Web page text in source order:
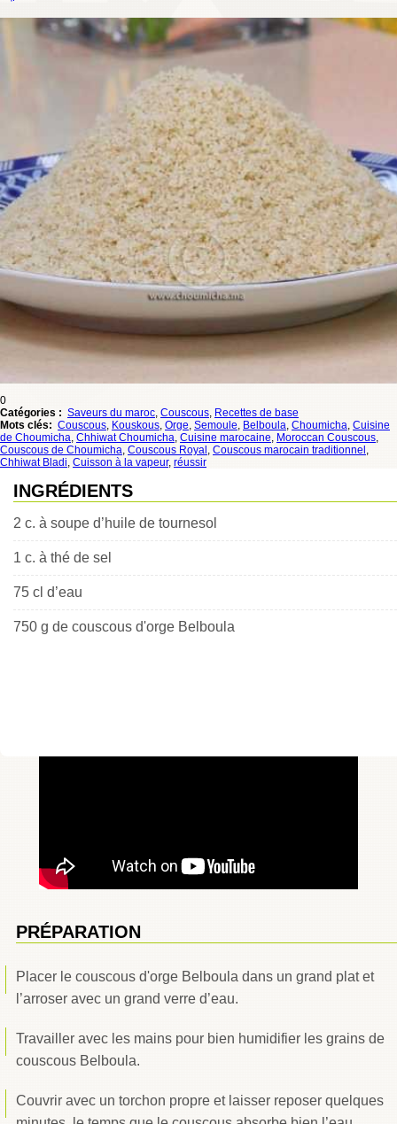
0
Catégories : Saveurs du maroc, Couscous, Recettes de base
Mots clés: Couscous, Kouskous, Orge, Semoule, Belboula, Choumicha, Cuisine
de Choumicha, Chhiwat Choumicha, Cuisine marocaine, Moroccan Couscous,
Couscous de Choumicha, Couscous Royal , Couscous marocain traditionnel ,
Chhiwat Bladi, Cuisson à la vapeur, réussir
INGRÉDIENTS
2 c. à soupe d’huile de tournesol
1 c. à thé de sel
75 cl d’eau
750 g de couscous d'orge Belboula
PRÉPARATION
Placer le couscous d'orge Belboula dans un grand plat et
l’arroser avec un grand verre d’eau.
Travailler avec les mains pour bien humidifier les grains de
couscous Belboula.
Couvrir avec un torchon propre et laisser reposer quelques